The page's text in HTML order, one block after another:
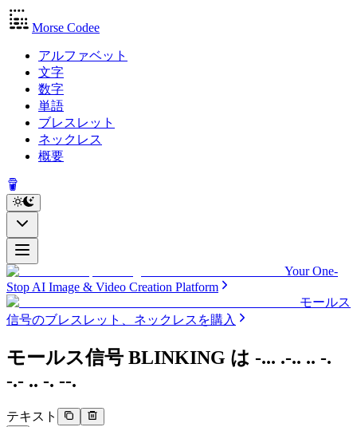
Morse Codee
アルファベット
文字
数字
単語
ブレスレット
ネックレス
概要
Your One-
Stop AI Image & Video Creation Platform
モールス
信号のブレスレット、ネックレスを購入
モールス信号 BLINKING は -... .-.. .. -.
-.- .. -. --.
テキスト